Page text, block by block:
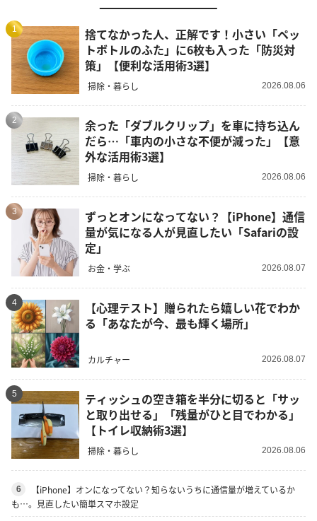
1
捨てなかった人、正解です！小さい「ペッ
トボトルのふた」に6枚も入った「防災対
策」【便利な活用術3選】
掃除・暮らし 2026.08.06
2
余った「ダブルクリップ」を車に持ち込ん
だら…「車内の小さな不便が減った」【意
外な活用術3選】
掃除・暮らし 2026.08.06
3
ずっとオンになってない？【iPhone】通信
量が気になる人が見直したい「Safariの設
定」
お金・学ぶ 2026.08.07
4
【心理テスト】贈られたら嬉しい花でわか
る「あなたが今、最も輝く場所」
カルチャー 2026.08.07
5
ティッシュの空き箱を半分に切ると「サッ
と取り出せる」「残量がひと目でわかる」
【トイレ収納術3選】
掃除・暮らし 2026.08.06
6
【iPhone】オンになってない？知らないうちに通信量が増えているか
も…。見直したい簡単スマホ設定